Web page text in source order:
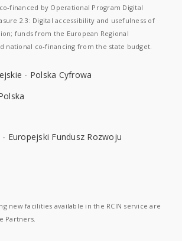
financed by Operational Program Digital
2.3: Digital accessibility and usefulness of
funds from the European Regional
national co-financing from the state budget.
new facilities available in the RCIN service are
Partners.